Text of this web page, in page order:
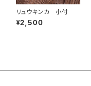
リュウキンカ 小付
¥2,500